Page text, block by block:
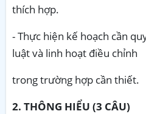
thích hợp.
- Thực hiện kế hoạch cần
luật và linh hoạt điều chỉnh
trong trường hợp cần thiết.
2. THÔNG HIỂU (3 CÂU)